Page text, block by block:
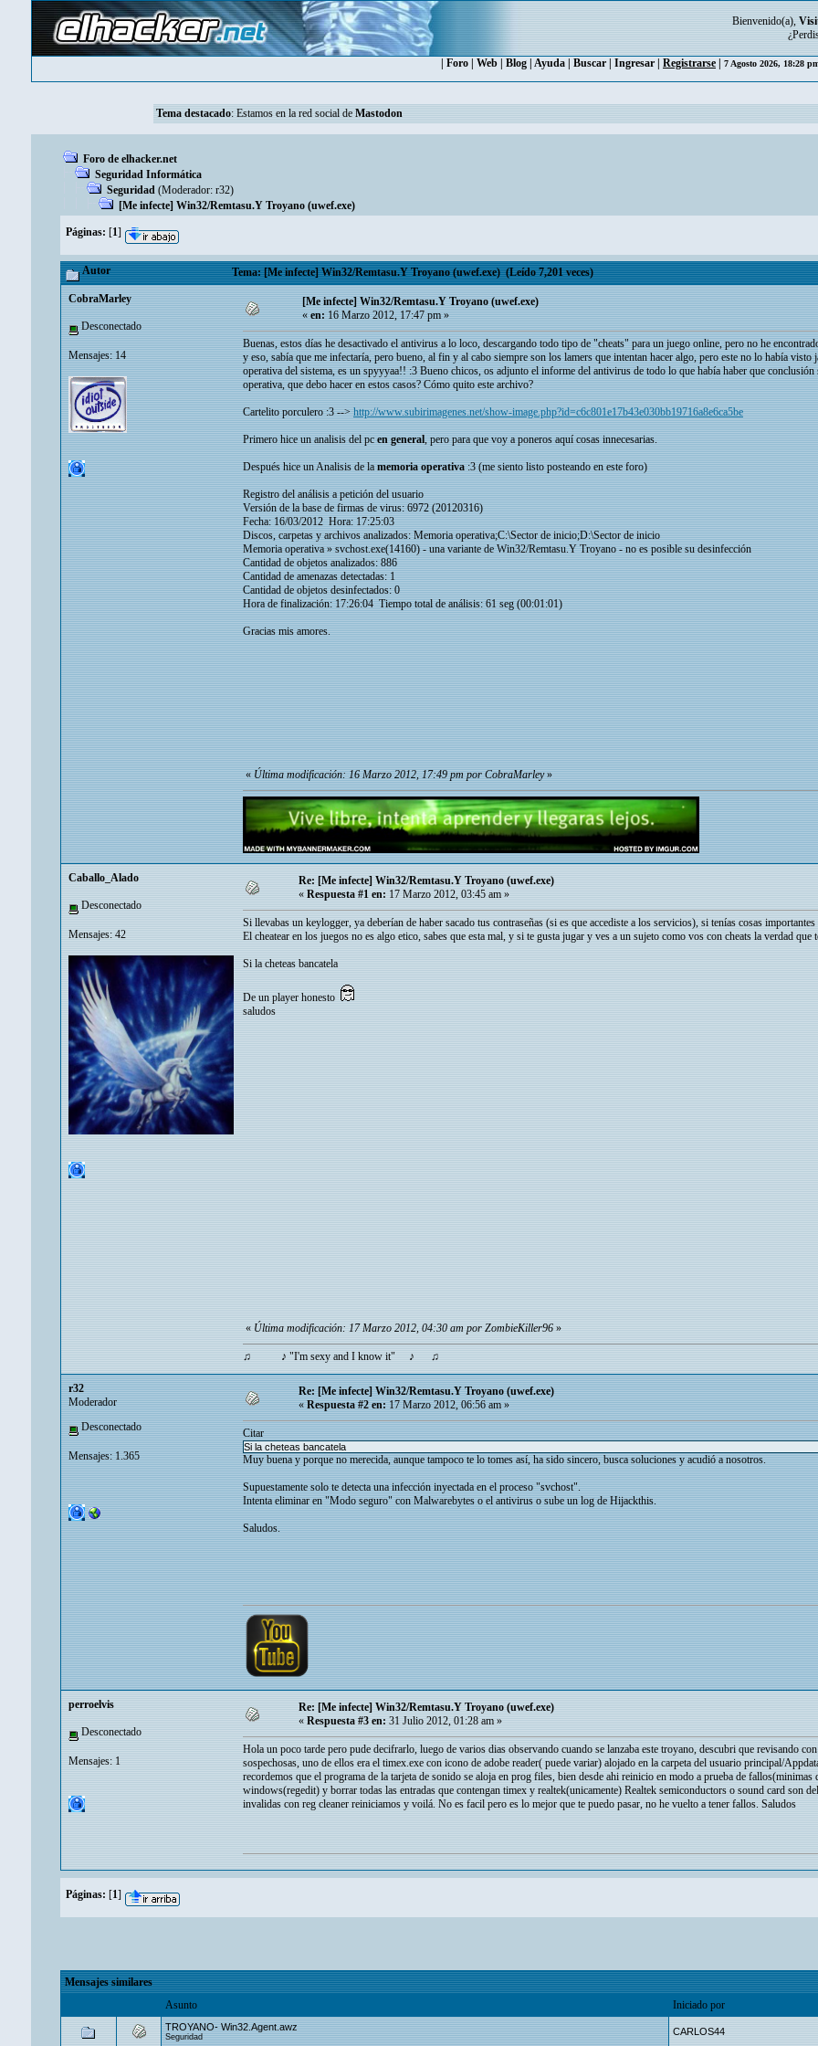
Bienvenido(a),
Foro Web Blog Ayuda Buscar Ingresar Registrarse 7 Agosto 2026, 18:28
Tema destacado: Estamos en la red social de Mastodon
Foro de elhacker.net
Seguridad Informática
Seguridad (Moderador: r32)
[Me infecte] Win32/Remtasu.Y Troyano (uwef.exe)
Páginas: [1]
Autor Tema: [Me infecte] Win32/Remtasu.Y Troyano (uwef.exe) (Leído 7,201 veces)
CobraMarley
Desconectado
Mensajes: 14
[Me infecte] Win32/Remtasu.Y Troyano (uwef.exe)
«en:16 Marzo 2012, 17:47 pm »
Buenas, estos días he desactivado el antivirus a lo loco, descargando todo tipo de "cheats" para un juego online, pero no he
y eso, sabía que me infectaría, pero bueno, al fin y al cabo siempre son los lamers que intentan hacer algo, pero este no lo había
operativa del sistema, es un spyyyaa!! :3 Bueno chicos, os adjunto el informe del antivirus de todo lo que había haber que
operativa, que debo hacer en estos casos? Cómo quito este archivo?
Cartelito porculero :3 -->http://www.subirimagenes.net/show-image.php?id=c6c801e17b43e030bb19716a8e6ca5be
Primero hice un analisis del pcen general, pero para que voy a poneros aquí cosas innecesarias.
Después hice un Analisis de lamemoria operativa:3 (me siento listo posteando en este foro)
Registro del análisis a petición del usuario
Versión de la base de firmas de virus: 6972 (20120316)
Fecha: 16/03/2012 Hora: 17:25:03
Discos, carpetas y archivos analizados: Memoria operativa;C:\Sector de inicio;D:\Sector de inicio
Memoria operativa » svchost.exe(14160) - una variante de Win32/Remtasu.Y Troyano - no es posible su desinfección
Cantidad de objetos analizados: 886
Cantidad de amenazas detectadas: 1
Cantidad de objetos desinfectados: 0
Hora de finalización: 17:26:04 Tiempo total de análisis: 61 seg (00:01:01)
Gracias mis amores.
«Última modificación: 16 Marzo 2012, 17:49 pm por CobraMarley»
Caballo_Alado
Desconectado
Mensajes: 42
Re: [Me infecte] Win32/Remtasu.Y Troyano (uwef.exe)
« Respuesta #1 en: 17 Marzo 2012, 03:45 am »
Si llevabas un keylogger, ya deberían de haber sacado tus contraseñas (si es que accediste a los servicios), si tenías cosas
El cheatear en los juegos no es algo etico, sabes que esta mal, y si te gusta jugar y ves a un sujeto como vos con cheats la verdad
Si la cheteas bancatela
De un player honesto
saludos
« Última modificación: 17 Marzo 2012, 04:30 am por ZombieKiller96 »
♫ ♪ "I'm sexy and I know it" ♪ ♫
r32
Moderador
Desconectado
Mensajes: 1.365
Re: [Me infecte] Win32/Remtasu.Y Troyano (uwef.exe)
«Respuesta #2 en:17 Marzo 2012, 06:56 am »
Citar
Si la cheteas bancatela
Muy buena y porque no merecida, aunque tampoco te lo tomes así, ha sido sincero, busca soluciones y acudió a nosotros.
Supuestamente solo te detecta una infección inyectada en el proceso "svchost".
Intenta eliminar en "Modo seguro" con Malwarebytes o el antivirus o sube un log de Hijackthis.
Saludos.
perroelvis
Desconectado
Mensajes: 1
Re: [Me infecte] Win32/Remtasu.Y Troyano (uwef.exe)
« Respuesta #3 en: 31 Julio 2012, 01:28 am »
Hola un poco tarde pero pude decifrarlo, luego de varios dias observando cuando se lanzaba este troyano, descubri que revisando
sospechosas, uno de ellos era el timex.exe con icono de adobe reader( puede variar) alojado en la carpeta del usuario principal/
recordemos que el programa de la tarjeta de sonido se aloja en prog files, bien desde ahi reinicio en modo a prueba de
windows(regedit) y borrar todas las entradas que contengan timex y realtek(unicamente) Realtek semiconductors o sound card son
invalidas con reg cleaner reiniciamos y voilá. No es facil pero es lo mejor que te puedo pasar, no he vuelto a tener fallos. Saludos
Páginas: [1]
Mensajes similares
Asunto
Iniciado por
TROYANO- Win32.Agent.awz
Seguridad CARLOS44